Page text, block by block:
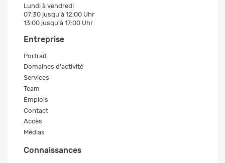
Lundi à vendredi
07:30 jusqu'à 12:00 Uhr
13:00 jusqu'à 17:00 Uhr
Entreprise
Portrait
Domaines d'activité
Services
Team
Emplois
Contact
Accès
Médias
Connaissances